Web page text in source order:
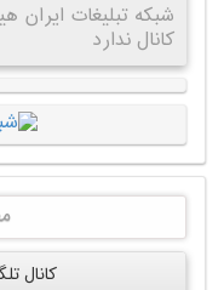
شبکه تبلیغات ایران
کانال ندارد
کانال